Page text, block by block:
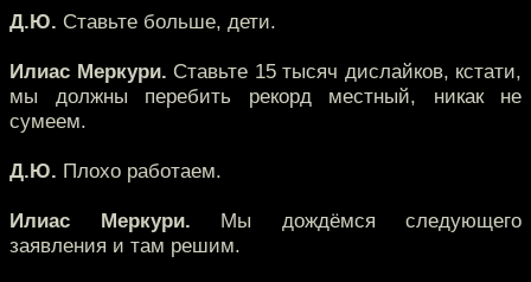
Д.Ю. Ставьте больше, дети.
Илиас Меркури. Ставьте 15 тысяч дислайков, кстати,
мы должны перебить рекорд местный, никак не
сумеем.
Д.Ю. Плохо работаем.
Илиас Меркури. Мы дождёмся следующего
заявления и там решим.